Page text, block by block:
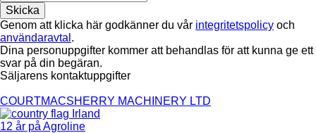
Genom att klicka här godkänner du vår integritetspolicy och
användaravtal .
Dina personuppgifter kommer att behandlas för att kunna ge ett
svar på din begäran.
Säljarens kontaktuppgifter
COURTMACSHERRY MACHINERY LTD
Irland
12 år på Agroline